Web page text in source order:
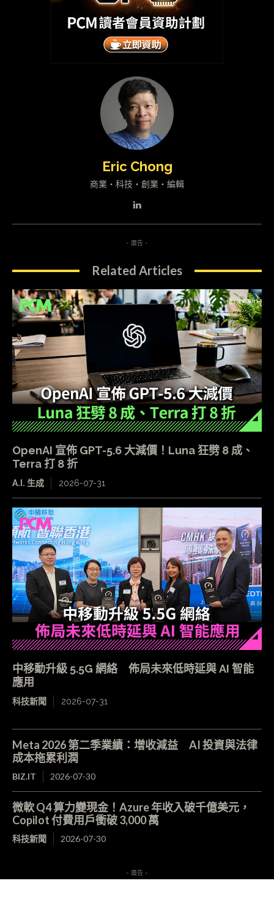
Eric Chong
商業・科技・創業・編輯
- 廣告 -
Related Articles
OpenAI 宣佈 GPT-5.6 大減價！Luna 狂劈 8 成、
Terra 打 8 折
A.I. 生成 2026-07-31
中移動升級 5.5G 網絡 佈局未來低時延與 AI 智能
應用
科技新聞 2026-07-31
Meta 2026 第二季業績：增收減益 AI 投資與法律
成本拖累利潤
BIZ.IT 2026-07-30
微軟 Q4 算力變現金！Azure 年收入破千億美元，
Copilot 付費用戶衝破 3,000 萬
科技新聞 2026-07-30
- 廣告 -